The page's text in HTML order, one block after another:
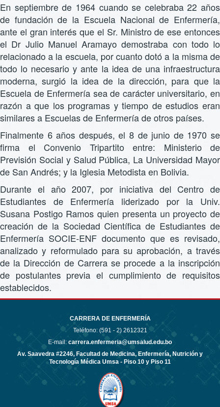
En septiembre de 1964 cuando se celebraba 22 años
de fundación de la Escuela Nacional de Enfermería,
ante el gran interés que el Sr. Ministro de ese entonces
el Dr Julio Manuel Aramayo demostraba con todo lo
relacionado a la escuela, por cuanto dotó a la misma de
todo lo necesario y ante la idea de una infraestructura
moderna, surgió la idea de la dirección, para que la
Escuela de Enfermería sea de carácter universitario, en
razón a que los programas y tiempo de estudios eran
similares a Escuelas de Enfermería de otros países.
Finalmente 6 años después, el 8 de junio de 1970 se
firma el Convenio Tripartito entre: Ministerio de
Previsión Social y Salud Pública, La Universidad Mayor
de San Andrés; y la Iglesia Metodista en Bolivia.
Durante el año 2007, por iniciativa del Centro de
Estudiantes de Enfermería liderizado por la Univ.
Susana Postigo Ramos quien presenta un proyecto de
creación de la Sociedad Científica de Estudiantes de
Enfermería SOCIE-ENF documento que es revisado,
analizado y reformulado para su aprobación, a través
de la Dirección de Carrera se procede a la inscripción
de postulantes previa el cumplimiento de requisitos
establecidos.
CARRERA DE ENFERMERÍA
Teléfono: (591 - 2) 2612321
E-mail: carrera.enfermeria@umsalud.edu.bo
Av. Saavedra #2246, Facultad de Medicina, Enfermería, Nutrición y
Tecnología Médica Umsa - Piso 10 y Piso 11